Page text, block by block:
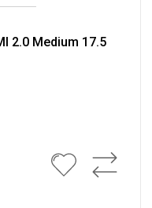
2.0 Medium 17.5